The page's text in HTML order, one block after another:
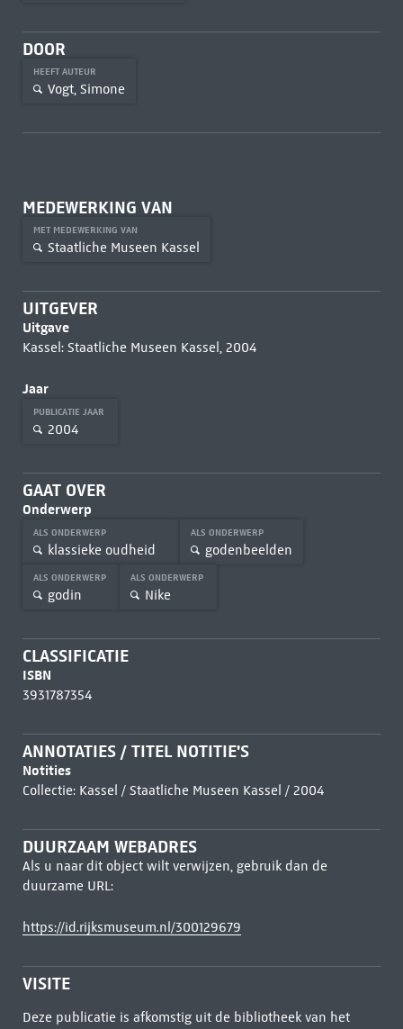
DOOR
HEEFT AUTEUR
Vogt, Simone
MEDEWERKING VAN
MET MEDEWERKING VAN
Staatliche Museen Kassel
UITGEVER
Uitgave
Kassel: Staatliche Museen Kassel, 2004
Jaar
PUBLICATIE JAAR
2004
GAAT OVER
Onderwerp
ALS ONDERWERP
klassieke oudheid
ALS ONDERWERP
godenbeelden
ALS ONDERWERP
godin
ALS ONDERWERP
Nike
CLASSIFICATIE
ISBN
3931787354
ANNOTATIES / TITEL NOTITIE'S
Notities
Collectie: Kassel / Staatliche Museen Kassel / 2004
DUURZAAM WEBADRES
Als u naar dit object wilt verwijzen, gebruik dan de
duurzame URL:
https://id.rijksmuseum.nl/300129679
VISITE
Deze publicatie is afkomstig uit de bibliotheek van het